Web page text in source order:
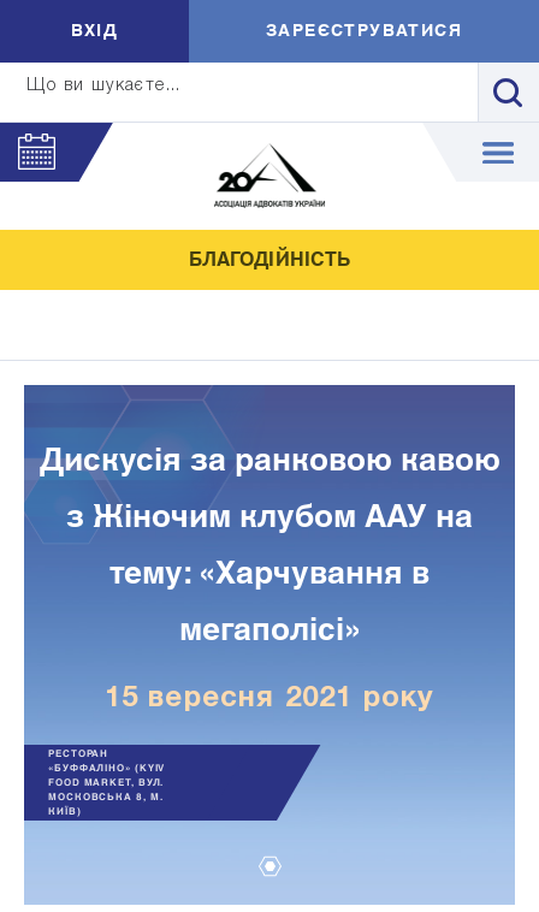
Що ви шукаєте...
ВXIД ЗАРЕЄСТРУВАТИСЯ
БЛАГОДІЙНІСТЬ
Дискусія за ранковою кавою
з Жіночим клубом ААУ на
тему: «Харчування в
мегаполісі»
15 вересня 2021 року
РЕСТОРАН
«БУФФАЛІНО» (KYIV
FOOD MARKET, ВУЛ.
МОСКОВСЬКА 8, М.
КИЇВ)